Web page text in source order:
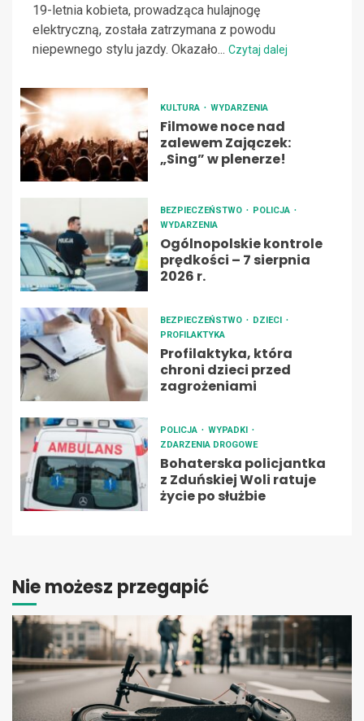
19-letnia kobieta, prowadząca hulajnogę
elektryczną, została zatrzymana z powodu
niepewnego stylu jazdy. Okazało... Czytaj dalej
KULTURA WYDARZENIA
Filmowe noce nad
zalewem Zajączek:
„Sing” w plenerze!
BEZPIECZEŃSTWO
POLICJA
WYDARZENIA
Ogólnopolskie kontrole
prędkości – 7 sierpnia
2026 r.
BEZPIECZEŃSTWO
DZIECI
PROFILAKTYKA
Profilaktyka, która
chroni dzieci przed
zagrożeniami
POLICJA
WYPADKI
ZDARZENIA DROGOWE
Bohaterska policjantka
z Zduńskiej Woli ratuje
życie po służbie
Nie możesz przegapić